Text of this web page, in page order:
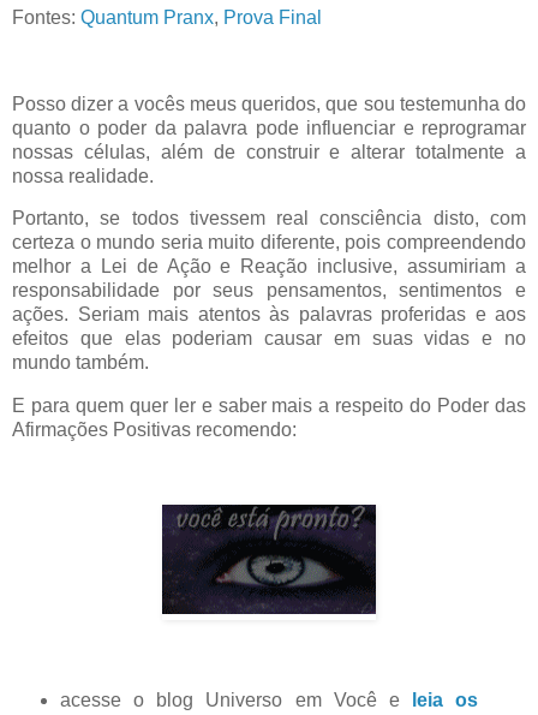
Fontes: Quantum Pranx, Prova Final
Posso dizer a vocês meus queridos, que sou testemunha do
quanto o poder da palavra pode influenciar e reprogramar
nossas células, além de construir e alterar totalmente a
nossa realidade.
Portanto, se todos tivessem real consciência disto, com
certeza o mundo seria muito diferente, pois compreendendo
melhor a Lei de Ação e Reação inclusive, assumiriam a
responsabilidade por seus pensamentos, sentimentos e
ações. Seriam mais atentos às palavras proferidas e aos
efeitos que elas poderiam causar em suas vidas e no
mundo também.
E para quem quer ler e saber mais a respeito do Poder das
Afirmações Positivas recomendo:
acesse o blog Universo em Você e
leia os